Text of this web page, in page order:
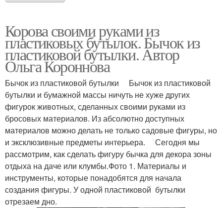
Корова своими руками из
пластиковых бутылок. Бычок из
пластиковой бутылки. Автор
Ольга Короннова
Бычок из пластиковой бутылки Бычок из пластиковой
бутылки и бумажной массы ничуть не хуже других
фигурок животных, сделанных своими руками из
бросовых материалов. Из абсолютно доступных
материалов можно делать не только садовые фигуры, но
и эксклюзивные предметы интерьера. Сегодня мы
рассмотрим, как сделать фигуру бычка для декора зоны
отдыха на даче или клумбы.Фото 1. Материалы и
инструменты, которые понадобятся для начала
создания фигуры. У одной пластиковой бутылки
отрезаем дно.